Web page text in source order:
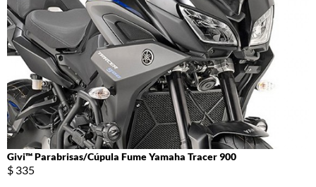
Givi™ Parabrisas/Cúpula Fume Yamaha Tracer 900
$ 335